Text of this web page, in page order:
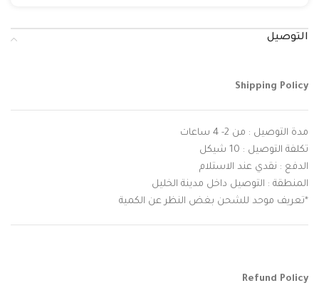
التوصيل
Shipping Policy
مدة التوصيل : من 2- 4 ساعات
تكلفة التوصيل : 10 شيكل
الدفع : نقدي عند الاستلام
المنطقة : التوصيل داخل مدينة الخليل
*تعريف موحد للشحن بغض النظر عن الكمية
Refund Policy